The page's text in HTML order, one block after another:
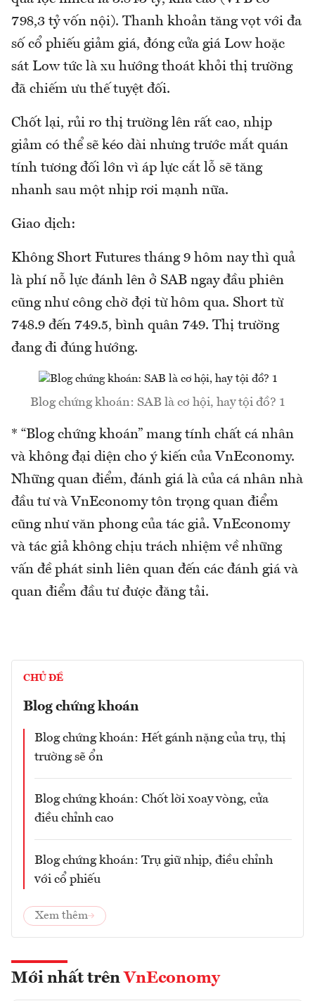
798,3 tỷ vốn nội). Thanh khoản tăng vọt với đa
số cổ phiếu giảm giá, đóng cửa giá Low hoặc
sát Low tức là xu hướng thoát khỏi thị trường
đã chiếm ưu thế tuyệt đối.
Chốt lại, rủi ro thị trường lên rất cao, nhịp
giảm có thể sẽ kéo dài nhưng trước mắt quán
tính tương đối lớn vì áp lực cắt lỗ sẽ tăng
nhanh sau một nhịp rơi mạnh nữa.
Giao dịch:
Không Short Futures tháng 9 hôm nay thì quả
là phí nỗ lực đánh lên ở SAB ngay đầu phiên
cũng như công chờ đợi từ hôm qua. Short từ
748.9 đến 749.5, bình quân 749. Thị trường
đang đi đúng hướng.
Blog chứng khoán: SAB là cơ hội, hay tội đồ? 1
* “Blog chứng khoán” mang tính chất cá nhân
và không đại diện cho ý kiến của VnEconomy.
Những quan điểm, đánh giá là của cá nhân nhà
đầu tư và VnEconomy tôn trọng quan điểm
cũng như văn phong của tác giả. VnEconomy
và tác giả không chịu trách nhiệm về những
vấn đề phát sinh liên quan đến các đánh giá và
quan điểm đầu tư được đăng tải.
CHỦ ĐỀ
Blog chứng khoán
Blog chứng khoán: Hết gánh nặng của trụ, thị
trường sẽ ổn
Blog chứng khoán: Chốt lời xoay vòng, cửa
điều chỉnh cao
Blog chứng khoán: Trụ giữ nhịp, điều chỉnh
với cổ phiếu
Xem thêm
Mới nhất trên VnEconomy